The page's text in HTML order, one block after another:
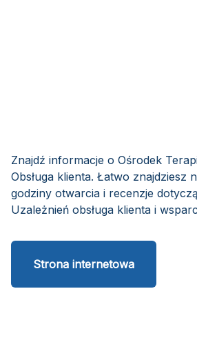
Znajdź informacje o Ośrodek
Obsługa klienta. Łatwo znajdziesz
godziny otwarcia i recenzje
Uzależnień obsługa klienta i
Strona internetowa